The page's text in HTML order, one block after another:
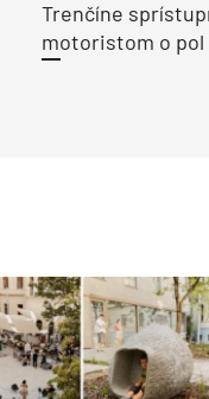
Trenčíne
motoristom o pol